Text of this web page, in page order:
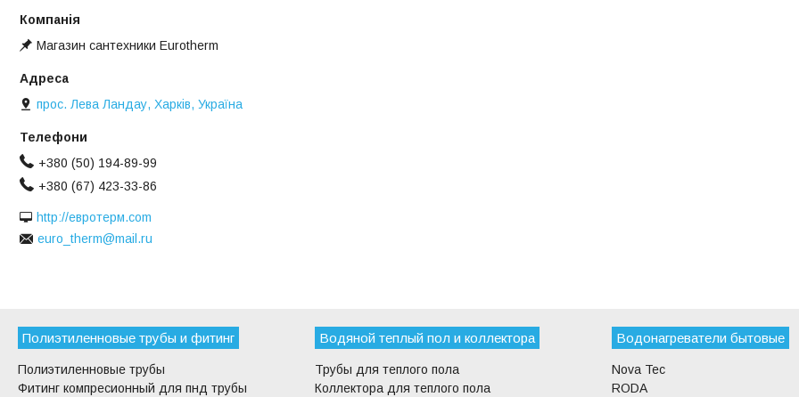
Магазин сантехники Eurotherm
прос. Лева Ландау, Харків, Україна
+380 (50) 194-89-99
+380 (67) 423-33-86
http://евротерм.com
euro_therm@mail.ru
Полиэтиленновые трубы и фитинг
Полиэтиленновые трубы
Фитинг компресионный для пнд трубы
Водяной теплый пол и коллектора
Трубы для теплого пола
Коллектора для теплого пола
Водонагреватели бытовые
Nova Tec
RODA